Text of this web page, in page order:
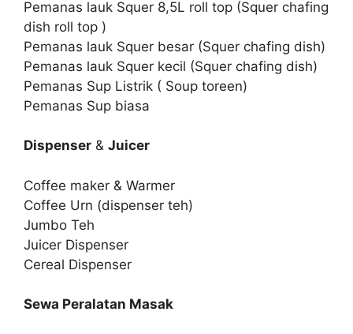
Pemanas lauk Squer 8,5L roll top (Squer chafing
dish roll top )
Pemanas lauk Squer besar (Squer chafing dish)
Pemanas lauk Squer kecil (Squer chafing dish)
Pemanas Sup Listrik ( Soup toreen)
Pemanas Sup biasa
Dispenser & Juicer
Coffee maker & Warmer
Coffee Urn (dispenser teh)
Jumbo Teh
Juicer Dispenser
Cereal Dispenser
Sewa Peralatan Masak